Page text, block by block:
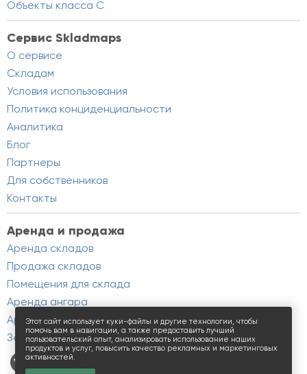
Этот сайт использует куки-файлы и другие технологии, чтобы
помочь вам в навигации, а также предоставить лучший
пользовательский опыт, анализировать использование наших
продуктов и услуг, повысить качество рекламных и маркетинговых
активностей.
Объекты класса C
Сервис Skladmaps
О сервисе
Складам
Условия использования
Политика конциденциальности
Аналитика
Блог
Партнеры
Для собственников
Контакты
Аренда и продажа
Аренда складов
Продажа складов
Помещения для склада
Аренда ангара
Аренда производства
Земельные участки